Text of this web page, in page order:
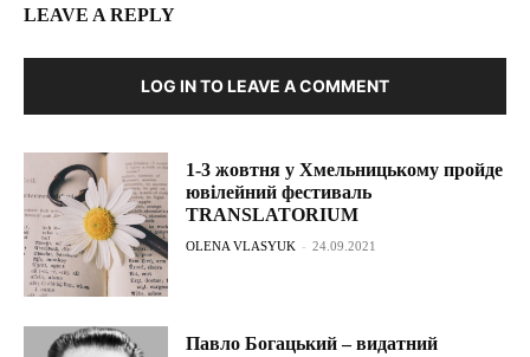
LEAVE A REPLY
LOG IN TO LEAVE A COMMENT
1-3 жовтня у Хмельницькому пройде
ювілейний фестиваль
TRANSLATORIUM
OLENA VLASYUK - 24.09.2021
Павло Богацький – видатний